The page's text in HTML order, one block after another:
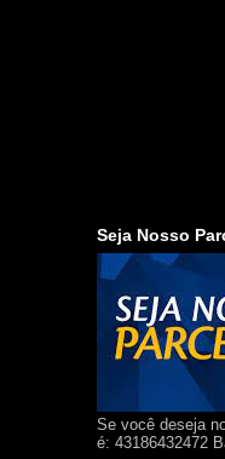
Seja Nosso
Se você deseja
é: 43186432472